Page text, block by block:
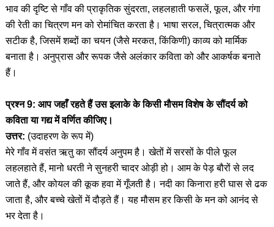
भाव की दृष्टि से गाँव की प्राकृतिक सुंदरता, लहलहाती फसलें, फूल, और गंगा
की रेती का चित्रण मन को रोमांचित करता है। भाषा सरल, चित्रात्मक और
सटीक है, जिसमें शब्दों का चयन (जैसे मरकत, किंकिणी) काव्य को मार्मिक
बनाता है। अनुप्रास और रूपक जैसे अलंकार कविता को और आकर्षक बनाते
हैं।
प्रश्न 9: आप जहाँ रहते हैं उस इलाके के किसी मौसम विशेष के सौंदर्य को
कविता या गद्य में वर्णित कीजिए।
उत्तर: (उदाहरण के रूप में)
मेरे गाँव में वसंत ऋतु का सौंदर्य अनुपम है। खेतों में सरसों के पीले फूल
लहलहाते हैं, मानो धरती ने सुनहरी चादर ओड़ी हो। आम के पेड़ बौरों से लद
जाते हैं, और कोयल की कूक हवा में गूँजती है। नदी का किनारा हरी घास से ढक
जाता है, और बच्चे खेतों में दौड़ते हैं। यह मौसम हर किसी के मन को आनंद से
भर देता है।